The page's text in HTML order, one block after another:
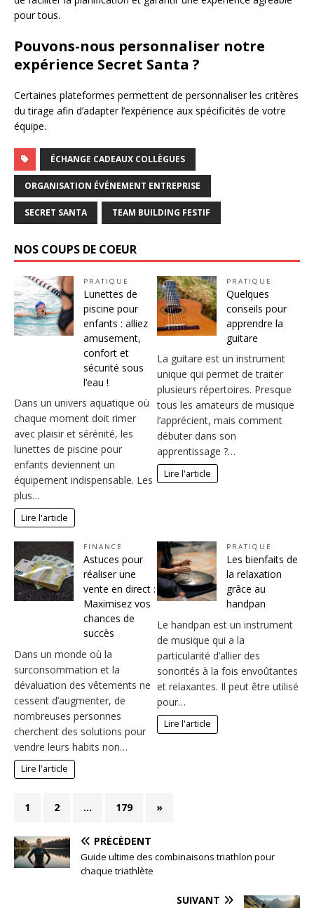
pour tous.
Pouvons-nous personnaliser notre
expérience Secret Santa ?
Certaines plateformes permettent de personnaliser les critères
du tirage afin d’adapter l’expérience aux spécificités de votre
équipe.
ÉCHANGE CADEAUX COLLÈGUES
ORGANISATION ÉVÉNEMENT ENTREPRISE
SECRET SANTA TEAM BUILDING FESTIF
NOS COUPS DE COEUR
PRATIQUE
Lunettes de
piscine pour
enfants : alliez
amusement,
confort et
sécurité sous
l’eau !
Dans un univers aquatique où
chaque moment doit rimer
avec plaisir et sérénité, les
lunettes de piscine pour
enfants deviennent un
équipement indispensable. Les
plus…
Lire l'article
PRATIQUE
Quelques
conseils pour
apprendre la
guitare
La guitare est un instrument
unique qui permet de traiter
plusieurs répertoires. Presque
tous les amateurs de musique
l’apprécient, mais comment
débuter dans son
apprentissage ?…
Lire l'article
FINANCE
Astuces pour
réaliser une
vente en direct :
Maximisez vos
chances de
succès
Dans un monde où la
surconsommation et la
dévaluation des vêtements ne
cessent d’augmenter, de
nombreuses personnes
cherchent des solutions pour
vendre leurs habits non…
Lire l'article
PRATIQUE
Les bienfaits de
la relaxation
grâce au
handpan
Le handpan est un instrument
de musique qui a la
particularité d’allier des
sonorités à la fois envoûtantes
et relaxantes. Il peut être utilisé
pour…
Lire l'article
1 2 … 179 »
PRÉCÉDENT
Guide ultime des combinaisons triathlon pour
chaque triathlète
SUIVANT